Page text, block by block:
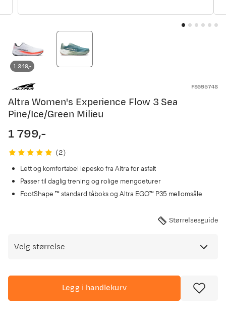
1 349,-
FS695748
Altra Women's Experience Flow 3 Sea
Pine/Ice/Green Milieu
price
1 799,-
(2)
Lett og komfortabel løpesko fra Altra for asfalt
Passer til daglig trening og rolige mengdeturer
FootShape ™ standard tåboks og Altra EGO™ P35 mellomsåle
Størrelsesguide
Velg størrelse
Legg i handlekurv